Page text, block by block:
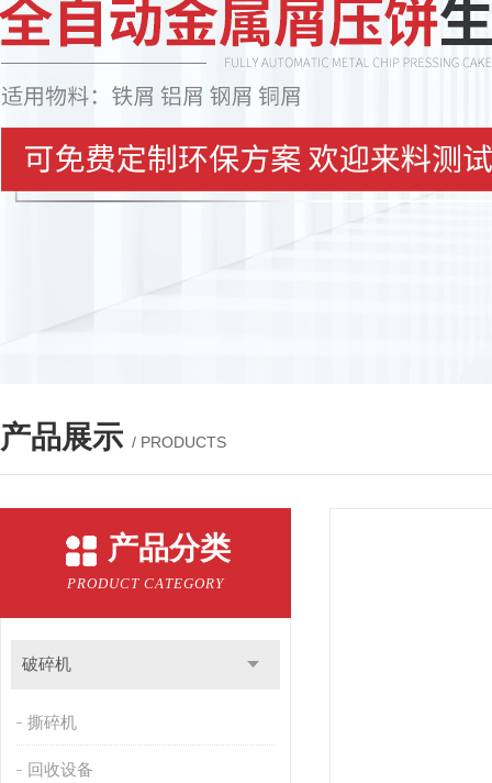
产品展示 / PRODUCTS
产品分类
PRODUCT CATEGORY
破碎机
撕碎机
回收设备